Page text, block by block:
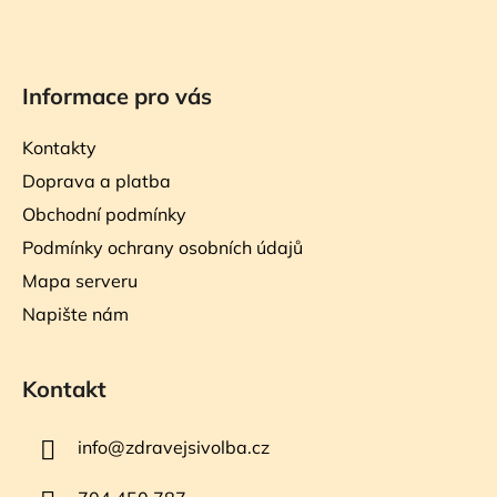
Informace pro vás
Kontakty
Doprava a platba
Obchodní podmínky
Podmínky ochrany osobních údajů
Mapa serveru
Napište nám
Kontakt
info@zdravejsivolba.cz